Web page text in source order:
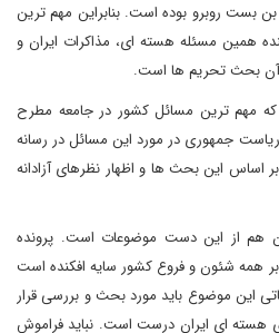
بست روبرو بوده است. بنابراین مهم ترین
همین مسئله هسته ای، مذاکرات ایران و
آن بحث تحریم ها است.
که مهم ترین مسائل کشور در جامعه مطرح
جمهوری در مورد این مسائل در رسانه
اساس این بحث ها و اظهار نظرهای آزادانه
هم از این دست موضوعات است. پرونده
همه شئون و فروع کشور سایه افکنده است
این موضوع باید مورد بحث و بررسی قرار
هسته ای ایران درست است. نباید فراموش